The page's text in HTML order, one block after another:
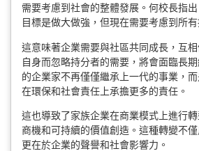
需要考慮到社會的整體發展。何校長指
目標是做大做強，但現在需要考慮到所有
這意味著企業需要與社區共同成長，互
自身而忽略持分者的需要，將會面臨長
的企業家不再僅僅繼承上一代的事業，
在環保和社會責任上承擔更多的責任。
這也導致了家族企業在商業模式上進行
商機和可持續的價值創造。這種轉變不僅
更在於企業的聲譽和社會影響力。